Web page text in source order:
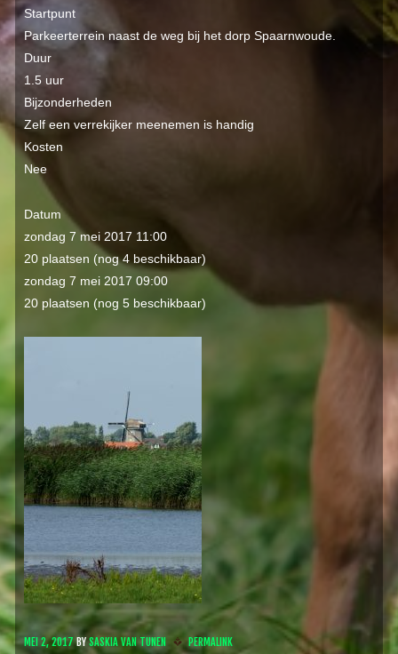
Startpunt
Parkeerterrein naast de weg bij het dorp Spaarnwoude.
Duur
1.5 uur
Bijzonderheden
Zelf een verrekijker meenemen is handig
Kosten
Nee
Datum
zondag 7 mei 2017 11:00
20 plaatsen (nog 4 beschikbaar)
zondag 7 mei 2017 09:00
20 plaatsen (nog 5 beschikbaar)
MEI 2, 2017BY SASKIA VAN TUNEN PERMALINK